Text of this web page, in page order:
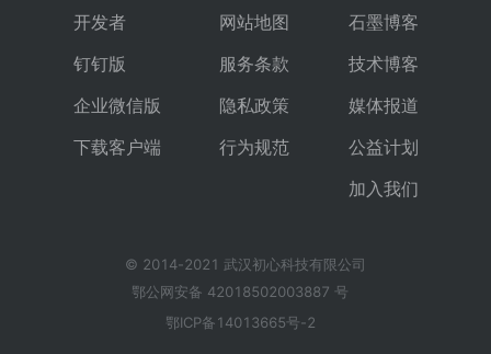
开发者
钉钉版
企业微信版
下载客户端
网站地图
服务条款
隐私政策
行为规范
石墨博客
技术博客
媒体报道
公益计划
加入我们
© 2014-2021 武汉初心科技有限公司
鄂公网安备 42018502003887 号
鄂ICP备14013665号-2